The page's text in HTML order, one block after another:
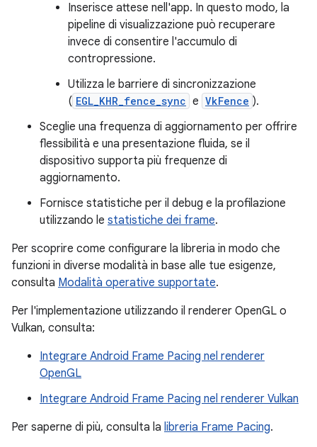
Inserisce attese nell'app. In questo modo, la
pipeline di visualizzazione può recuperare
invece di consentire l'accumulo di
contropressione.
Utilizza le barriere di sincronizzazione
( EGL_KHR_fence_sync e VkFence ).
Sceglie una frequenza di aggiornamento per offrire
flessibilità e una presentazione fluida, se il
dispositivo supporta più frequenze di
aggiornamento.
Fornisce statistiche per il debug e la profilazione
utilizzando le statistiche dei frame.
Per scoprire come configurare la libreria in modo che
funzioni in diverse modalità in base alle tue esigenze,
consulta Modalità operative supportate.
Per l'implementazione utilizzando il renderer OpenGL o
Vulkan, consulta:
Integrare Android Frame Pacing nel renderer
OpenGL
Integrare Android Frame Pacing nel renderer Vulkan
Per saperne di più, consulta la libreria Frame Pacing.